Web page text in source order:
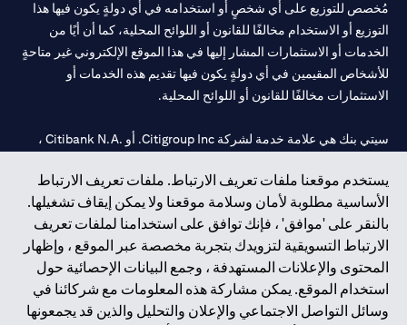
يستخدم موقعنا ملفات تعريف الارتباط. ملفات تعريف الارتباط
الأساسية مطلوبة لأمان وسلامة موقعنا ولا يمكن إيقاف تشغيلها.
بالنقر على 'موافق' ، فإنك توافق على استخدامنا لملفات تعريف
الارتباط التسويقية لتزويدك بتجربة مخصصة عبر الموقع ، وإظهار
المحتوى والإعلانات المستهدفة ، وجمع البيانات الإحصائية حول
استخدام الموقع. يمكن مشاركة هذه المعلومات مع شركائنا في
وسائل التواصل الاجتماعي والإعلان والتحليل والذين قد يجمعونها
مُخصص للتوزيع على أي شخصٍ أو استخدامه في أي دولةٍ يكون فيها هذا
التوزيع أو الاستخدام مخالفًا للقانون أو اللوائح المحلية، كما أن أيًا من
الخدمات أو الاستثمارات المشار إليها في هذا الموقع الإلكتروني غير متاحةٍ
للأشخاص المقيمين في أي دولةٍ يكون فيها تقديم هذه الخدمات أو
الاستثمارات مخالفًا للقانون أو اللوائح المحلية.
سيتي بنك هي علامة خدمة لشركة Citigroup Inc. أو .Citibank N.A ،
سيتي بنك إن. إيه. الإمارات مسجل لدى مصرف الإمارات المركزي تحت
أرقام التراخيص 202563 لفرع الوصل في دبي، 531989 لفرع مول
الإمارات في دبي، و CN-1002019 لفرع أبوظبي. هاتف: 4000 311 04.
فرع سيتي بنك إن إيه - الإمارات العربية المتحدة مرخص من مصرف
الإمارات العربية المتحدة المركزي كفرع لبنك أجنبي.
سيتي بنك إن إيه الإمارات العربية المتحدة مرخص من هيئة الأوراق المالية